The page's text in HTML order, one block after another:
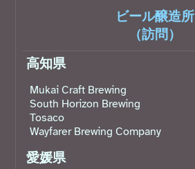
ビール醸造所
（訪問）
高知県
Mukai Craft Brewing
South Horizon Brewing
Tosaco
Wayfarer Brewing Company
愛媛県